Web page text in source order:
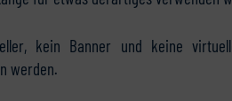
kein Banner und keine
werden.